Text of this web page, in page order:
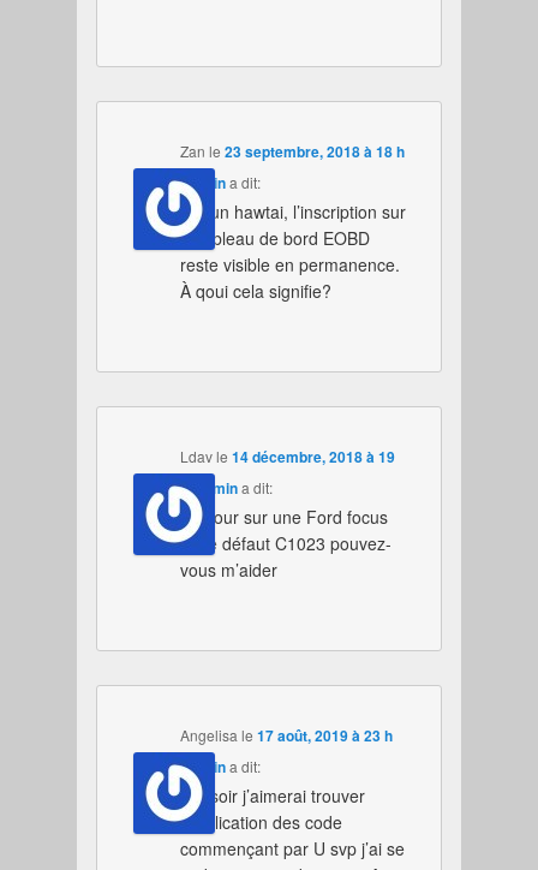
Zan le23 septembre, 2018 à 18 h
45 mina dit:
J’ai un hawtai, l’inscription sur
le tableau de bord EOBD
reste visible en permanence.
À qoui cela signifie?
Ldavle14 décembre, 2018 à 19
h 00 mina dit:
Bonjour sur une Ford focus
code défaut C1023 pouvez-
vous m’aider
Angelisa le17 août, 2019 à 23 h
32 mina dit:
Bonsoir j’aimerai trouver
l’explication des code
commençant par U svp j’ai se